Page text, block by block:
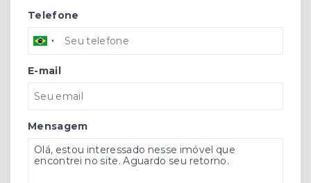
Telefone
E-mail
Mensagem